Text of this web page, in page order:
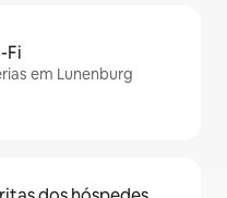
Fi
em Lunenburg